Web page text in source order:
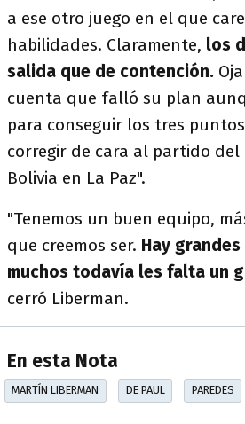
a ese otro juego en el que
habilidades. Claramente, los
salida que de contención.
cuenta que falló su plan
para conseguir los tres
corregir de cara al partido
Bolivia en La Paz".
"Tenemos un buen equipo,
que creemos ser. Hay
muchos todavía les falta un
cerró Liberman.
En esta Nota
MARTÍN LIBERMAN DE PAUL PAREDES